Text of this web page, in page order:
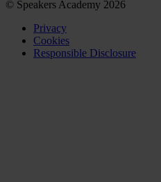
© Speakers Academy 2026
Privacy
Cookies
Responsible Disclosure